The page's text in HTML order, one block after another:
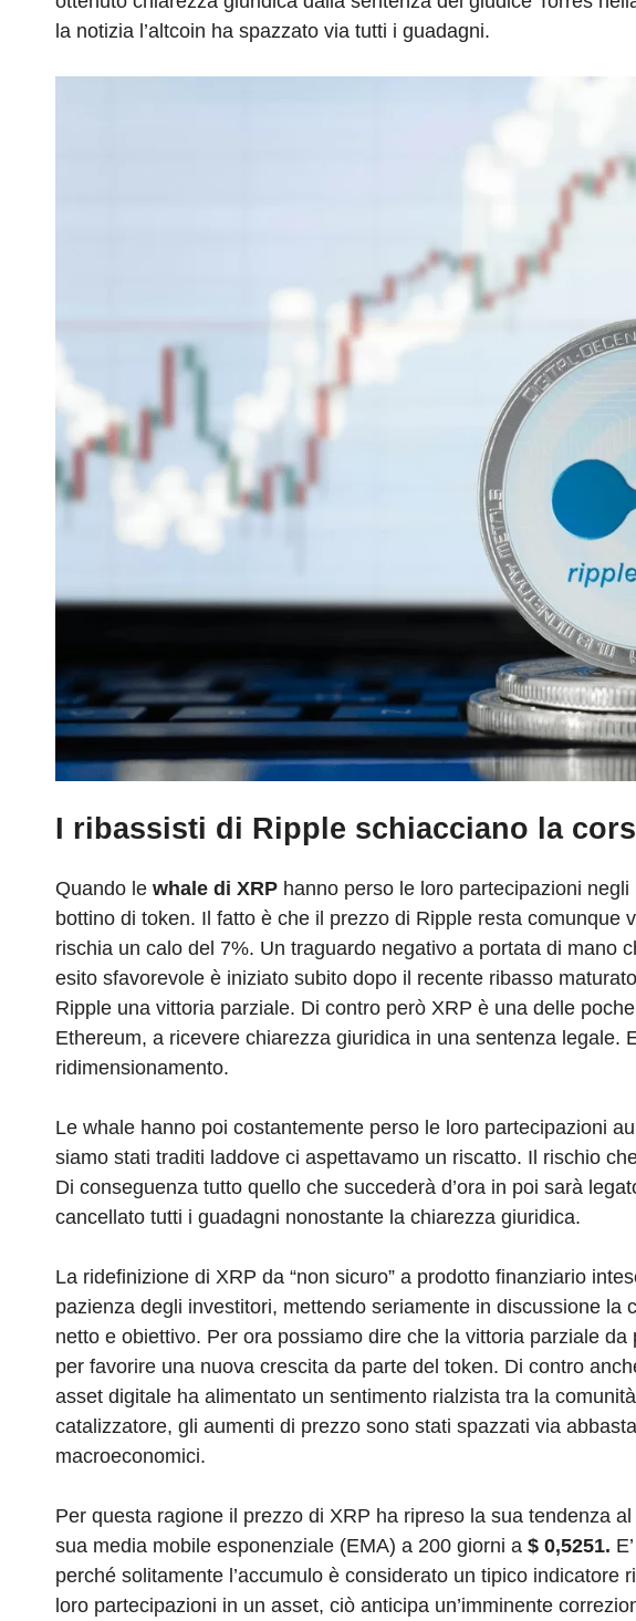
o
k
p
la notizia l’altcoin ha spazzato via tutti i guadagni.
I ribassisti di Ripple schiacciano la
Quando le whale di XRP hanno perso le loro partecipazioni
bottino di token. Il fatto è che il prezzo di Ripple resta comunque
rischia un calo del 7%. Un traguardo negativo a portata di mano
esito sfavorevole è iniziato subito dopo il recente ribasso
Ripple una vittoria parziale. Di contro però XRP è una delle
Ethereum, a ricevere chiarezza giuridica in una sentenza legale.
ridimensionamento.
Le whale hanno poi costantemente perso le loro partecipazioni
siamo stati traditi laddove ci aspettavamo un riscatto. Il rischio
Di conseguenza tutto quello che succederà d’ora in poi sarà
cancellato tutti i guadagni nonostante la chiarezza giuridica.
La ridefinizione di XRP da “non sicuro” a prodotto finanziario
pazienza degli investitori, mettendo seriamente in discussione la
netto e obiettivo. Per ora possiamo dire che la vittoria parziale
per favorire una nuova crescita da parte del token. Di contro
asset digitale ha alimentato un sentimento rialzista tra la
catalizzatore, gli aumenti di prezzo sono stati spazzati via
macroeconomici.
Per questa ragione il prezzo di XRP ha ripreso la sua tendenza
sua media mobile esponenziale (EMA) a 200 giorni a $ 0,5251.
perché solitamente l’accumulo è considerato un tipico
loro partecipazioni in un asset, ciò anticipa un’imminente